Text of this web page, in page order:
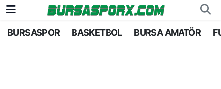
BURSASPOR BASKETBOL BURSA AMATÖR
Bursaspor
Bursa Nöbetçi Eczaneler